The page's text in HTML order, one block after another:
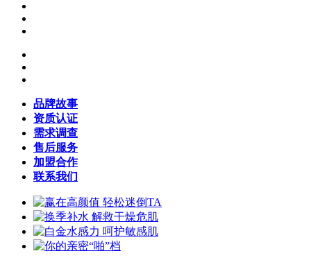
品牌故事
资质认证
需求调查
售后服务
加盟合作
联系我们